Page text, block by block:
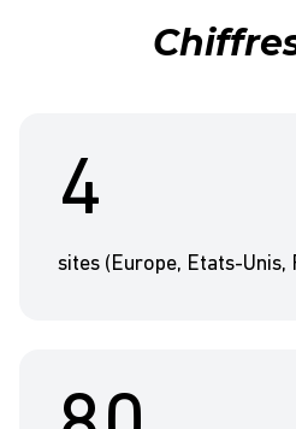
4
sites (Europe, Etats-Unis,